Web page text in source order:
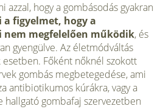
azzal, hogy a gombásodás gyakran
figyelmet, hogy a
nem megfelelően működik, és
gyengülve. Az életmódváltás
Főként nőknél szokott
gombás megbetegedése, ami
antibiotikumos kúrákra, vagy a
hallgató gombafaj szervezetben